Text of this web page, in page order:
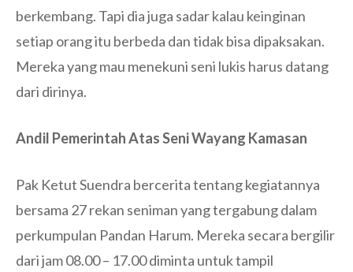
berkembang. Tapi dia juga sadar kalau keinginan
setiap orang itu berbeda dan tidak bisa dipaksakan.
Mereka yang mau menekuni seni lukis harus datang
dari dirinya.
Andil Pemerintah Atas Seni Wayang Kamasan
Pak Ketut Suendra bercerita tentang kegiatannya
bersama 27 rekan seniman yang tergabung dalam
perkumpulan Pandan Harum. Mereka secara bergilir
dari jam 08.00 – 17.00 diminta untuk tampil